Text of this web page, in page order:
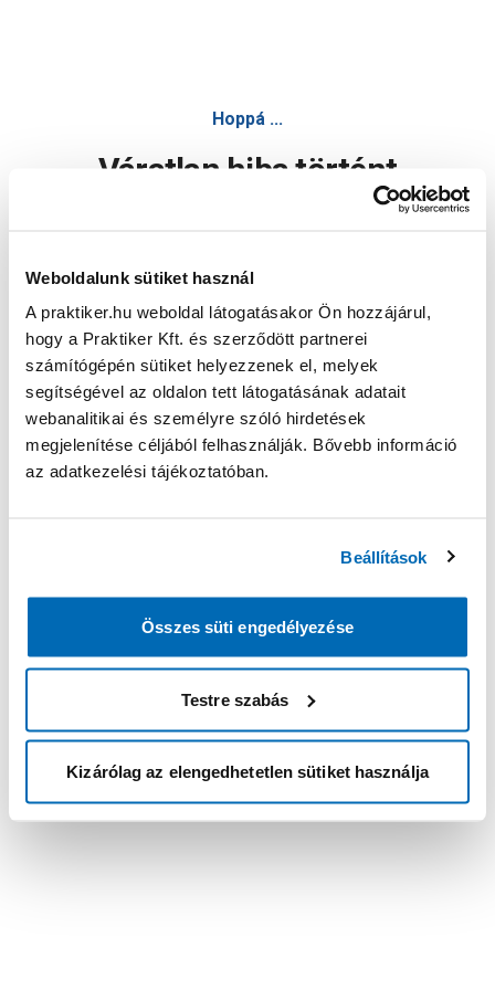
Weboldalunk sütiket használ
A praktiker.hu weboldal látogatásakor Ön hozzájárul,
hogy a Praktiker Kft. és szerződött partnerei
számítógépén sütiket helyezzenek el, melyek
segítségével az oldalon tett látogatásának adatait
webanalitikai és személyre szóló hirdetések
megjelenítése céljából felhasználják. Bővebb információ
az adatkezelési tájékoztatóban.
Beállítások
Összes süti engedélyezése
Testre szabás
Kizárólag az elengedhetetlen sütiket használja
Hoppá ...
Váratlan hiba történt
Oldal újratöltése